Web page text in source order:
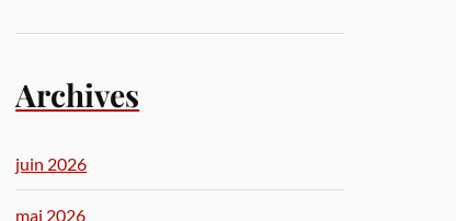
Archives
juin 2026
mai 2026